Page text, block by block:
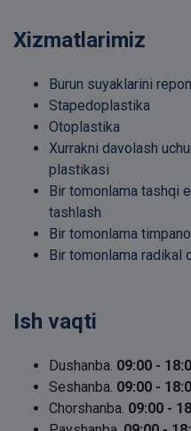
Xizmatlarimiz
Burun suyaklarini
Stapedoplastika
Otoplastika
Xurrakni davolash
plastikasi
Bir tomonlama tashqi
tashlash
Bir tomonlama
Bir tomonlama radikal
Ish vaqti
Dushanba. 09:00 -
Seshanba. 09:00 -
Chorshanba. 09:00 -